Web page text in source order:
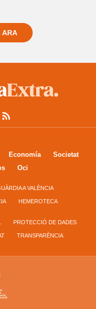
ARA
Economía
Societat
Oci
A VALÈNCIA
HEMEROTECA
PROTECCIÓ DE DADES
TRANSPARÈNCIA